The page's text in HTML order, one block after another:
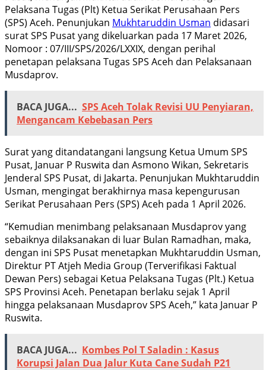
Pelaksana Tugas (Plt) Ketua Serikat Perusahaan Pers
(SPS) Aceh. Penunjukan Mukhtaruddin Usman didasari
surat SPS Pusat yang dikeluarkan pada 17 Maret 2026,
Nomoor : 07/III/SPS/2026/LXXIX, dengan perihal
penetapan pelaksana Tugas SPS Aceh dan Pelaksanaan
Musdaprov.
BACA JUGA... SPS Aceh Tolak Revisi UU Penyiaran,
Mengancam Kebebasan Pers
Surat yang ditandatangani langsung Ketua Umum SPS
Pusat, Januar P Ruswita dan Asmono Wikan, Sekretaris
Jenderal SPS Pusat, di Jakarta. Penunjukan Mukhtaruddin
Usman, mengingat berakhirnya masa kepengurusan
Serikat Perusahaan Pers (SPS) Aceh pada 1 April 2026.
“Kemudian menimbang pelaksanaan Musdaprov yang
sebaiknya dilaksanakan di luar Bulan Ramadhan, maka,
dengan ini SPS Pusat menetapkan Mukhtaruddin Usman,
Direktur PT Atjeh Media Group (Terverifikasi Faktual
Dewan Pers) sebagai Ketua Pelaksana Tugas (Plt.) Ketua
SPS Provinsi Aceh. Penetapan berlaku sejak 1 April
hingga pelaksanaan Musdaprov SPS Aceh,” kata Januar P
Ruswita.
BACA JUGA... Kombes Pol T Saladin : Kasus
Korupsi Jalan Dua Jalur Kuta Cane Sudah P21